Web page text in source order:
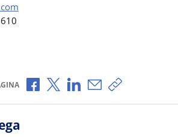
Compartir a través de Facebook
Compartir a través de X
Compartir a través de
Compartir por
Copiar